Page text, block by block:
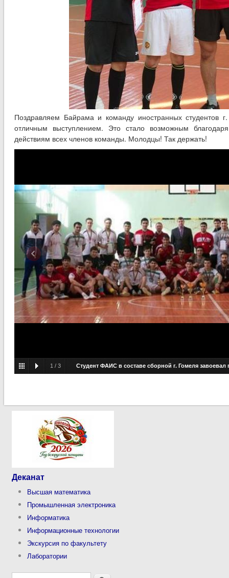
Поздравляем Байрама и команду иностранных студентов
отличным выступлением. Это стало возможным
действиям всех членов команды. Молодцы! Так держать!
1 / 3 Студент ФАИС в составе сборной г. Гомеля завоевал
Деканат
Высшая математика
Промышленная электроника
Информатика
Информационные технологии
Экскурсия по факультету
Лаборатории